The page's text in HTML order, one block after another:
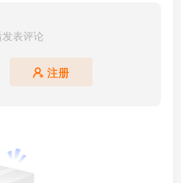
表评论
注册